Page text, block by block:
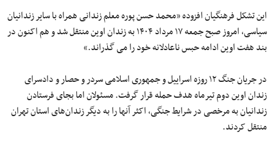
این تشکل فرهنگیان افزوده «محمد حسن پوره معلم زندانی همراه با سایر زندانیان
سیاسی، امروز صبح جمعه ۱۷ مرداد ۱۴۰۴ به زندان اوین منتقل شد و هم اکنون در
بند هفت اوین ادامه حبس ناعادلانه خود را می گذراند.»
در جریان جنگ ۱۲ روزه اسراییل و جمهوری اسلامی سردر و حصار و دادسرای
زندان اوین دوم تیرماه هدف حمله قرار گرفت. مسئولان اما بجای فرستادن
زندانیان به مرخصی در شرایط جنگی، اکثر آنها را به دیگر زندان‌های استان تهران
منتقل کردند.